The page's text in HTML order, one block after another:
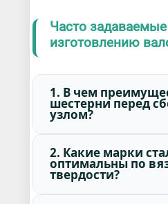
Часто
изготовлению
1. В чем
шестерни перед
узлом?
2. Какие марки
оптимальны по
твердости?